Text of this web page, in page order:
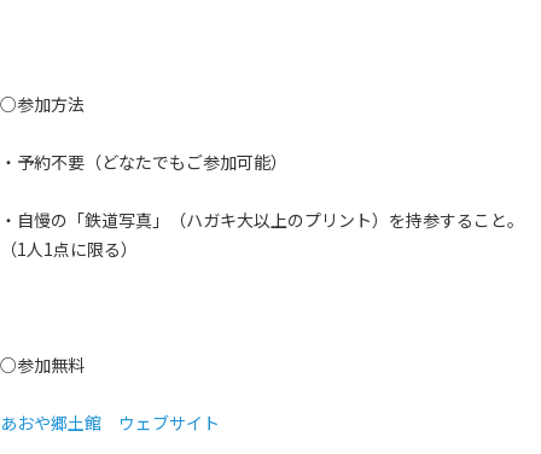
○参加方法
・予約不要（どなたでもご参加可能）
・自慢の「鉄道写真」（ハガキ大以上のプリント）を持参すること。
（1人1点に限る）
○参加無料
あおや郷土館 ウェブサイト